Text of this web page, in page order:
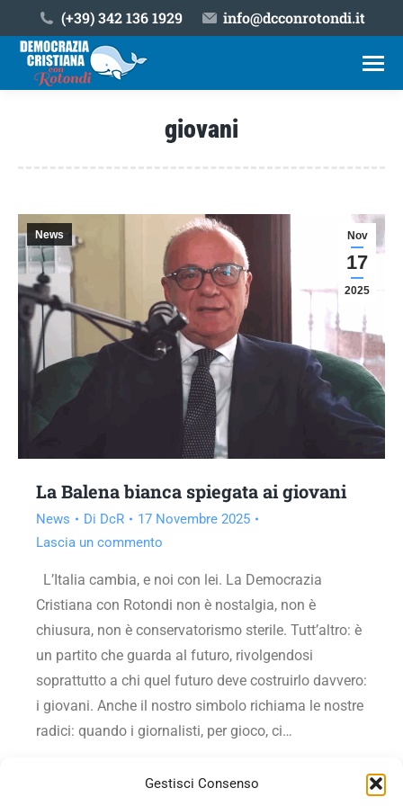
Gestisci Consenso
(+39) ‎342 136 1929 info@dcconrotondi.it
giovani
Nov
17
2025
News
La Balena bianca spiegata ai giovani
News Di DcR
17 Novembre 2025
Lascia un commento
L’Italia cambia, e noi con lei. La Democrazia
Cristiana con Rotondi non è nostalgia, non è
chiusura, non è conservatorismo sterile. Tutt’altro: è
un partito che guarda al futuro, rivolgendosi
soprattutto a chi quel futuro deve costruirlo davvero:
i giovani. Anche il nostro simbolo richiama le nostre
radici: quando i giornalisti, per gioco, ci…